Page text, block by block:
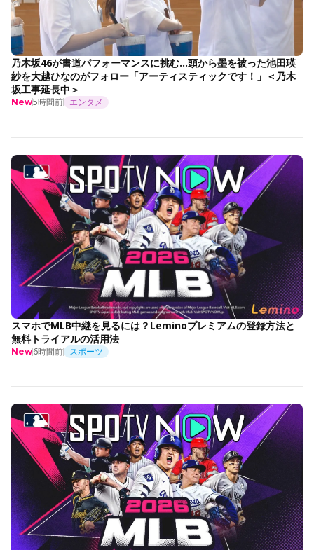
乃木坂46が書道パフォーマンスに挑む…頭から墨を被った池田瑛
紗を大越ひなのがフォロー「アーティスティックです！」＜乃木
坂工事延長中＞
New5時間前 エンタメ
スマホでMLB中継を見るには？Leminoプレミアムの登録方法と
無料トライアルの活用法
New6時間前 スポーツ